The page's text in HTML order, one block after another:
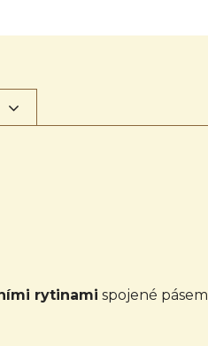
rytinami spojené pásem